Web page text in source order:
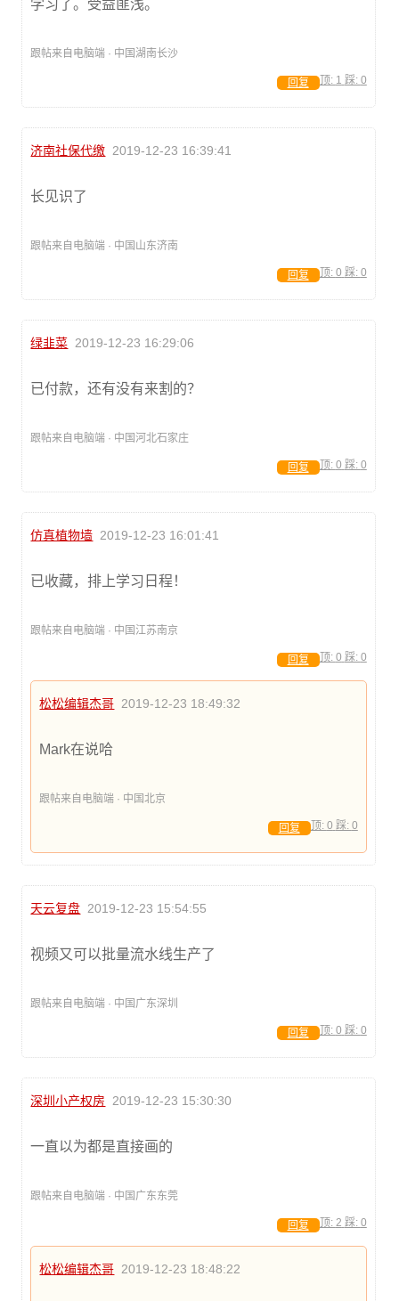
学习了。受益匪浅。
跟帖来自电脑端 · 中国湖南长沙
顶: 1 踩: 0
回复
济南社保代缴 2019-12-23 16:39:41
长见识了
跟帖来自电脑端 · 中国山东济南
顶: 0 踩: 0
回复
绿韭菜 2019-12-23 16:29:06
已付款，还有没有来割的？
跟帖来自电脑端 · 中国河北石家庄
顶: 0 踩: 0
回复
仿真植物墙 2019-12-23 16:01:41
已收藏，排上学习日程！
跟帖来自电脑端 · 中国江苏南京
顶: 0 踩: 0
回复
松松编辑杰哥 2019-12-23 18:49:32
Mark在说哈
跟帖来自电脑端 · 中国北京
顶: 0 踩: 0
回复
天云复盘 2019-12-23 15:54:55
视频又可以批量流水线生产了
跟帖来自电脑端 · 中国广东深圳
顶: 0 踩: 0
回复
深圳小产权房 2019-12-23 15:30:30
一直以为都是直接画的
跟帖来自电脑端 · 中国广东东莞
顶: 2 踩: 0
回复
松松编辑杰哥 2019-12-23 18:48:22